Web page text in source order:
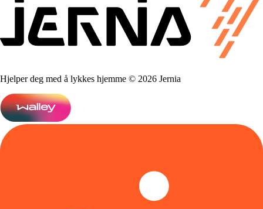
Hjelper deg med å lykkes hjemme © 2026 Jernia